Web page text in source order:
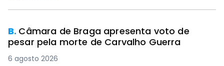
B. Câmara de Braga apresenta voto de
pesar pela morte de Carvalho Guerra
6 agosto 2026